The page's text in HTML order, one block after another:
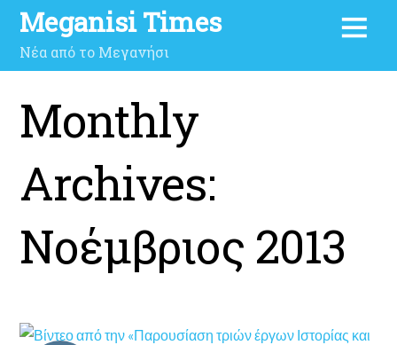
Meganisi Times
Νέα από το Μεγανήσι
Monthly
Archives:
Νοέμβριος 2013